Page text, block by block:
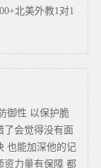
北美外教1对1
御性 以保护脆
了会觉得没有面
也能加深他的记
资力量有保障 都